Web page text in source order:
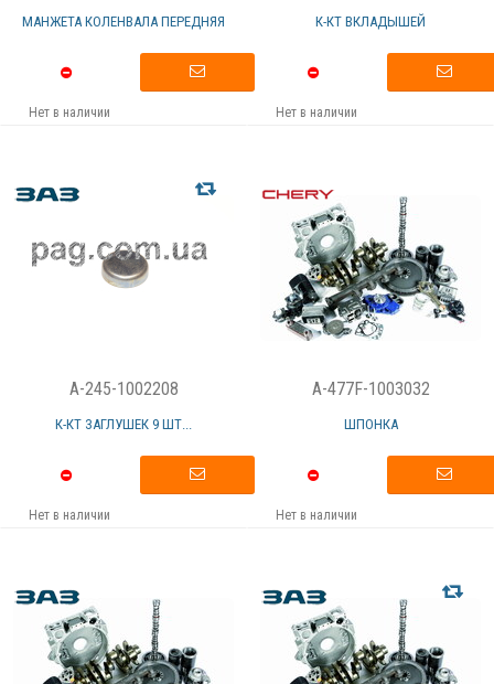
МАНЖЕТА КОЛЕНВАЛА ПЕРЕДНЯЯ
Нет в наличии
К-КТ ВКЛАДЫШЕЙ
Нет в наличии
A-245-1002208
К-КТ ЗАГЛУШЕК 9 ШТ...
Нет в наличии
A-477F-1003032
ШПОНКА
Нет в наличии